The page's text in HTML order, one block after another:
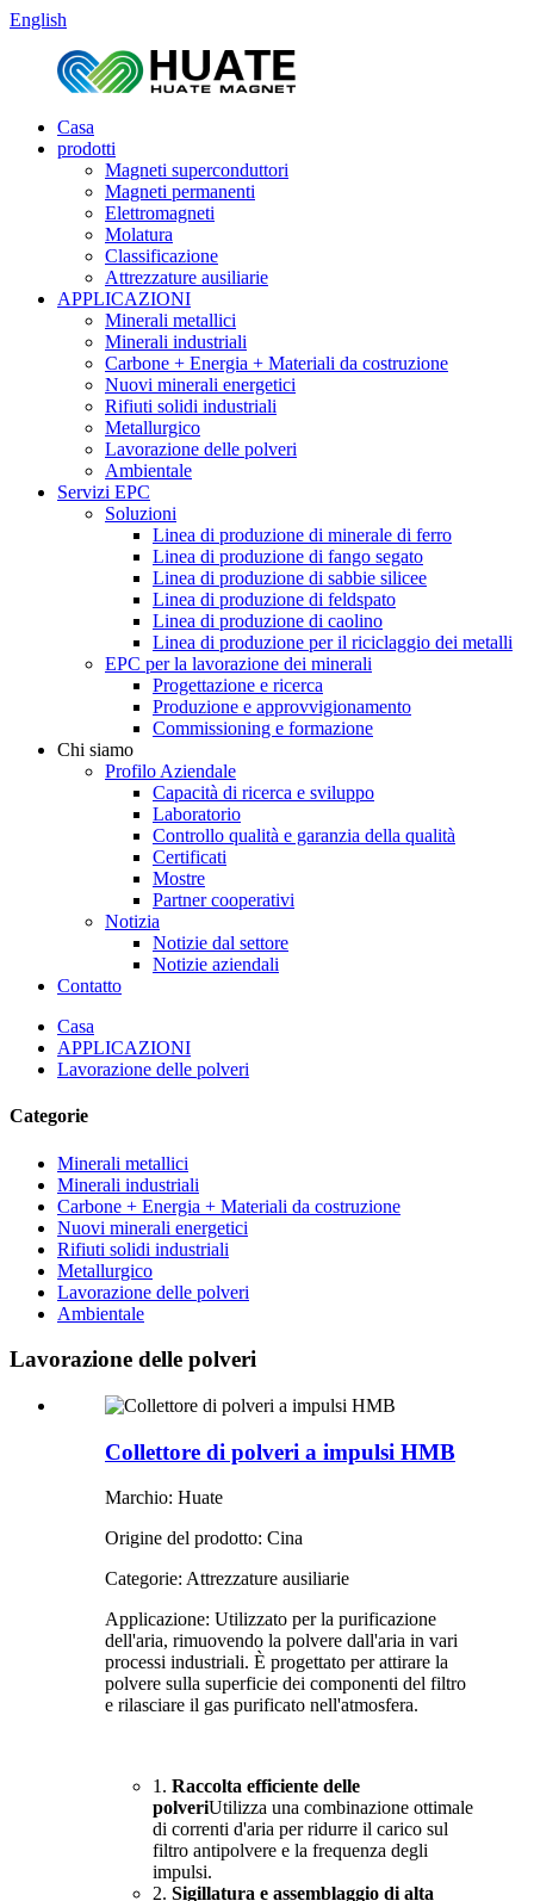
English
Casa
prodotti
Magneti superconduttori
Magneti permanenti
Elettromagneti
Molatura
Classificazione
Attrezzature ausiliarie
APPLICAZIONI
Minerali metallici
Minerali industriali
Carbone + Energia + Materiali da costruzione
Nuovi minerali energetici
Rifiuti solidi industriali
Metallurgico
Lavorazione delle polveri
Ambientale
Servizi EPC
Soluzioni
Linea di produzione di minerale di ferro
Linea di produzione di fango segato
Linea di produzione di sabbie silicee
Linea di produzione di feldspato
Linea di produzione di caolino
Linea di produzione per il riciclaggio dei metalli
EPC per la lavorazione dei minerali
Progettazione e ricerca
Produzione e approvvigionamento
Commissioning e formazione
Chi siamo
Profilo Aziendale
Capacità di ricerca e sviluppo
Laboratorio
Controllo qualità e garanzia della qualità
Certificati
Mostre
Partner cooperativi
Notizia
Notizie dal settore
Notizie aziendali
Contatto
Casa
APPLICAZIONI
Lavorazione delle polveri
Categorie
Minerali metallici
Minerali industriali
Carbone + Energia + Materiali da costruzione
Nuovi minerali energetici
Rifiuti solidi industriali
Metallurgico
Lavorazione delle polveri
Ambientale
Lavorazione delle polveri
Collettore di polveri a impulsi HMB
Marchio: Huate
Origine del prodotto: Cina
Categorie: Attrezzature ausiliarie
Applicazione: Utilizzato per la purificazione
dell'aria, rimuovendo la polvere dall'aria in vari
processi industriali. È progettato per attirare la
polvere sulla superficie dei componenti del filtro
e rilasciare il gas purificato nell'atmosfera.
1. Raccolta efficiente delle
polveriUtilizza una combinazione ottimale
di correnti d'aria per ridurre il carico sul
filtro antipolvere e la frequenza degli
impulsi.
2. Sigillatura e assemblaggio di alta